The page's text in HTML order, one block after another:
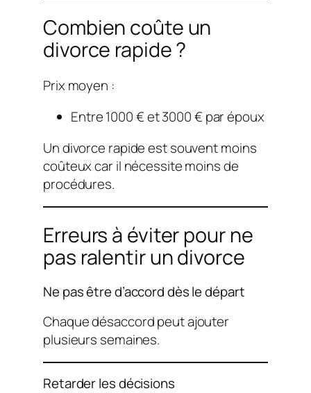
Combien coûte un
divorce rapide ?
Prix moyen :
Entre 1000 € et 3000 € par époux
Un divorce rapide est souvent moins
coûteux car il nécessite moins de
procédures.
Erreurs à éviter pour ne
pas ralentir un divorce
Ne pas être d’accord dès le départ
Chaque désaccord peut ajouter
plusieurs semaines.
Retarder les décisions